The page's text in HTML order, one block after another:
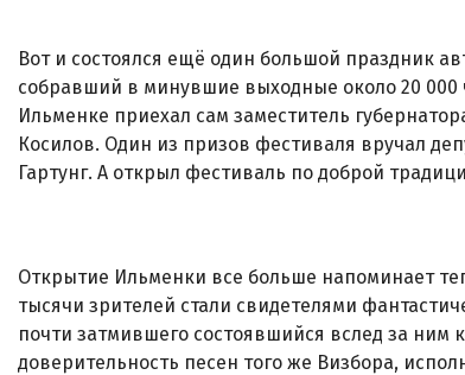
Вот и состоялся ещё один большой праздник
собравший в минувшие выходные около 20 000
Ильменке приехал сам заместитель
Косилов. Один из призов фестиваля вручал
Гартунг. А открыл фестиваль по доброй
Открытие Ильменки все больше напоминает
тысячи зрителей стали свидетелями
почти затмившего состоявшийся вслед за ним
доверительность песен того же Визбора,